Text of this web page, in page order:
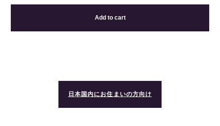
Add to cart
日本国内にお住まいの方向け